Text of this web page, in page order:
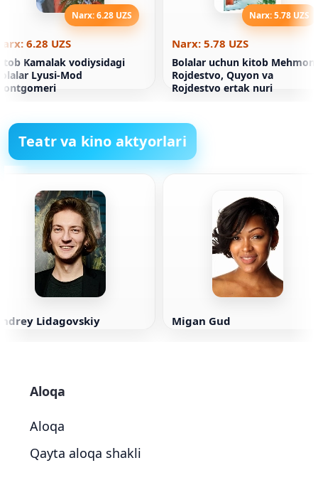
Narx: 6.28 UZS
6.28 UZS
Kamalak vodiysidagi
Lyusi-Mod
Narx: 5.78 UZS
Narx: 5.78 UZS
Bolalar uchun kitob Mehmon
Rojdestvo, Quyon va
Rojdestvo ertak nuri
Teatr va kino aktyorlari
Lidagovskiy Migan Gud
Aloqa
Aloqa
Qayta aloqa shakli